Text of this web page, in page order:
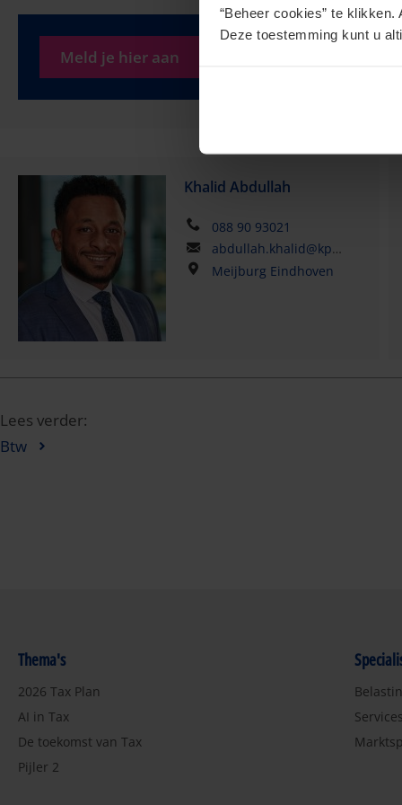
“Beheer cookies” te
Deze toestemming kunt u
Meld je hier aan
Khalid Abdullah
088 90 93021
abdullah.khalid@kpmg.com
Meijburg Eindhoven
Lees verder:
Btw
Thema's
2026 Tax Plan
AI in Tax
De toekomst van Tax
Pijler 2
Services